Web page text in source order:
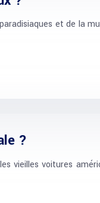
et de la
?
vieilles voitures